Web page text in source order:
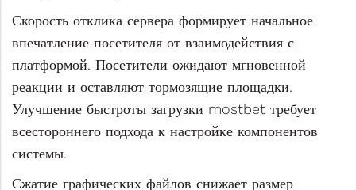
Скорость отклика сервера формирует начальное
впечатление посетителя от взаимодействия с
платформой. Посетители ожидают мгновенной
реакции и оставляют тормозящие площадки.
Улучшение быстроты загрузки mostbet требует
всестороннего подхода к настройке компонентов
системы.
Сжатие графических файлов снижает размер